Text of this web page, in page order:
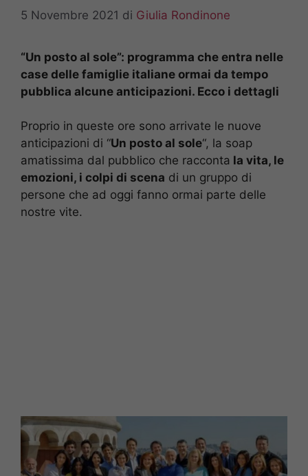
5 Novembre 2021 di Giulia Rondinone
“Un posto al sole”: programma che entra nelle
case delle famiglie italiane ormai da tempo
pubblica alcune anticipazioni. Ecco i dettagli
Proprio in queste ore sono arrivate le nuove
anticipazioni di “Un posto al sole“, la soap
amatissima dal pubblico che racconta la vita, le
emozioni, i colpi di scena di un gruppo di
persone che ad oggi fanno ormai parte delle
nostre vite.